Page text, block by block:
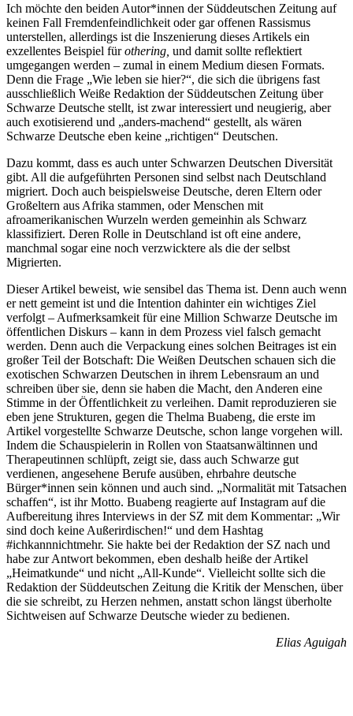
Ich möchte den beiden Autor*innen der Süddeutschen Zeitung auf
keinen Fall Fremdenfeindlichkeit oder gar offenen Rassismus
unterstellen, allerdings ist die Inszenierung dieses Artikels ein
exzellentes Beispiel fürothering, und damit sollte reflektiert
umgegangen werden – zumal in einem Medium diesen Formats.
Denn die Frage „Wie leben sie hier?“, die sich die übrigens fast
ausschließlich Weiße Redaktion der Süddeutschen Zeitung über
Schwarze Deutsche stellt, ist zwar interessiert und neugierig, aber
auch exotisierend und „anders-machend“ gestellt, als wären
Schwarze Deutsche eben keine „richtigen“ Deutschen.
Dazu kommt, dass es auch unter Schwarzen Deutschen Diversität
gibt. All die aufgeführten Personen sind selbst nach Deutschland
migriert. Doch auch beispielsweise Deutsche, deren Eltern oder
Großeltern aus Afrika stammen, oder Menschen mit
afroamerikanischen Wurzeln werden gemeinhin als Schwarz
klassifiziert. Deren Rolle in Deutschland ist oft eine andere,
manchmal sogar eine noch verzwicktere als die der selbst
Migrierten.
Dieser Artikel beweist, wie sensibel das Thema ist. Denn auch wenn
er nett gemeint ist und die Intention dahinter ein wichtiges Ziel
verfolgt – Aufmerksamkeit für eine Million Schwarze Deutsche im
öffentlichen Diskurs – kann in dem Prozess viel falsch gemacht
werden. Denn auch die Verpackung eines solchen Beitrages ist ein
großer Teil der Botschaft: Die Weißen Deutschen schauen sich die
exotischen Schwarzen Deutschen in ihrem Lebensraum an und
schreiben über sie, denn sie haben die Macht, den Anderen eine
Stimme in der Öffentlichkeit zu verleihen. Damit reproduzieren sie
eben jene Strukturen, gegen die Thelma Buabeng, die erste im
Artikel vorgestellte Schwarze Deutsche, schon lange vorgehen will.
Indem die Schauspielerin in Rollen von Staatsanwältinnen und
Therapeutinnen schlüpft, zeigt sie, dass auch Schwarze gut
verdienen, angesehene Berufe ausüben, ehrbahre deutsche
Bürger*innen sein können und auch sind. „Normalität mit Tatsachen
schaffen“, ist ihr Motto. Buabeng reagierte auf Instagram auf die
Aufbereitung ihres Interviews in der SZ mit dem Kommentar: „Wir
sind doch keine Außerirdischen!“ und dem Hashtag
#ichkannnichtmehr. Sie hakte bei der Redaktion der SZ nach und
habe zur Antwort bekommen, eben deshalb heiße der Artikel
„Heimatkunde“ und nicht „All-Kunde“. Vielleicht sollte sich die
Redaktion der Süddeutschen Zeitung die Kritik der Menschen, über
die sie schreibt, zu Herzen nehmen, anstatt schon längst überholte
Sichtweisen auf Schwarze Deutsche wieder zu bedienen.
Elias Aguigah